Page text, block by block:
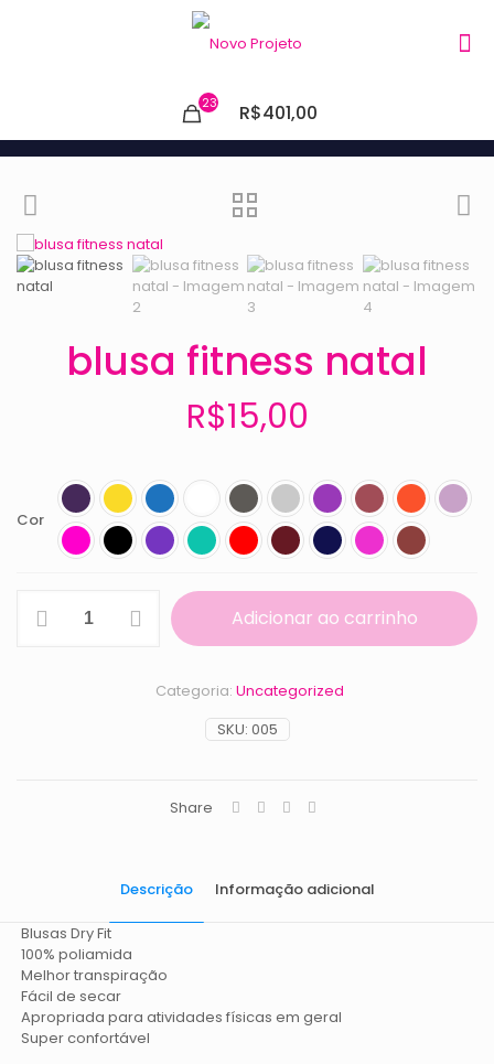
23 R$401,00
blusa fitness natal
R$15,00
Cor
fitness
Adicionar ao carrinho
SKU: 005
Categoria: Uncategorized
Share
Descrição Informação adicional
Blusas Dry Fit
100% poliamida
Melhor transpiração
Fácil de secar
Apropriada para atividades físicas em geral
Super confortável